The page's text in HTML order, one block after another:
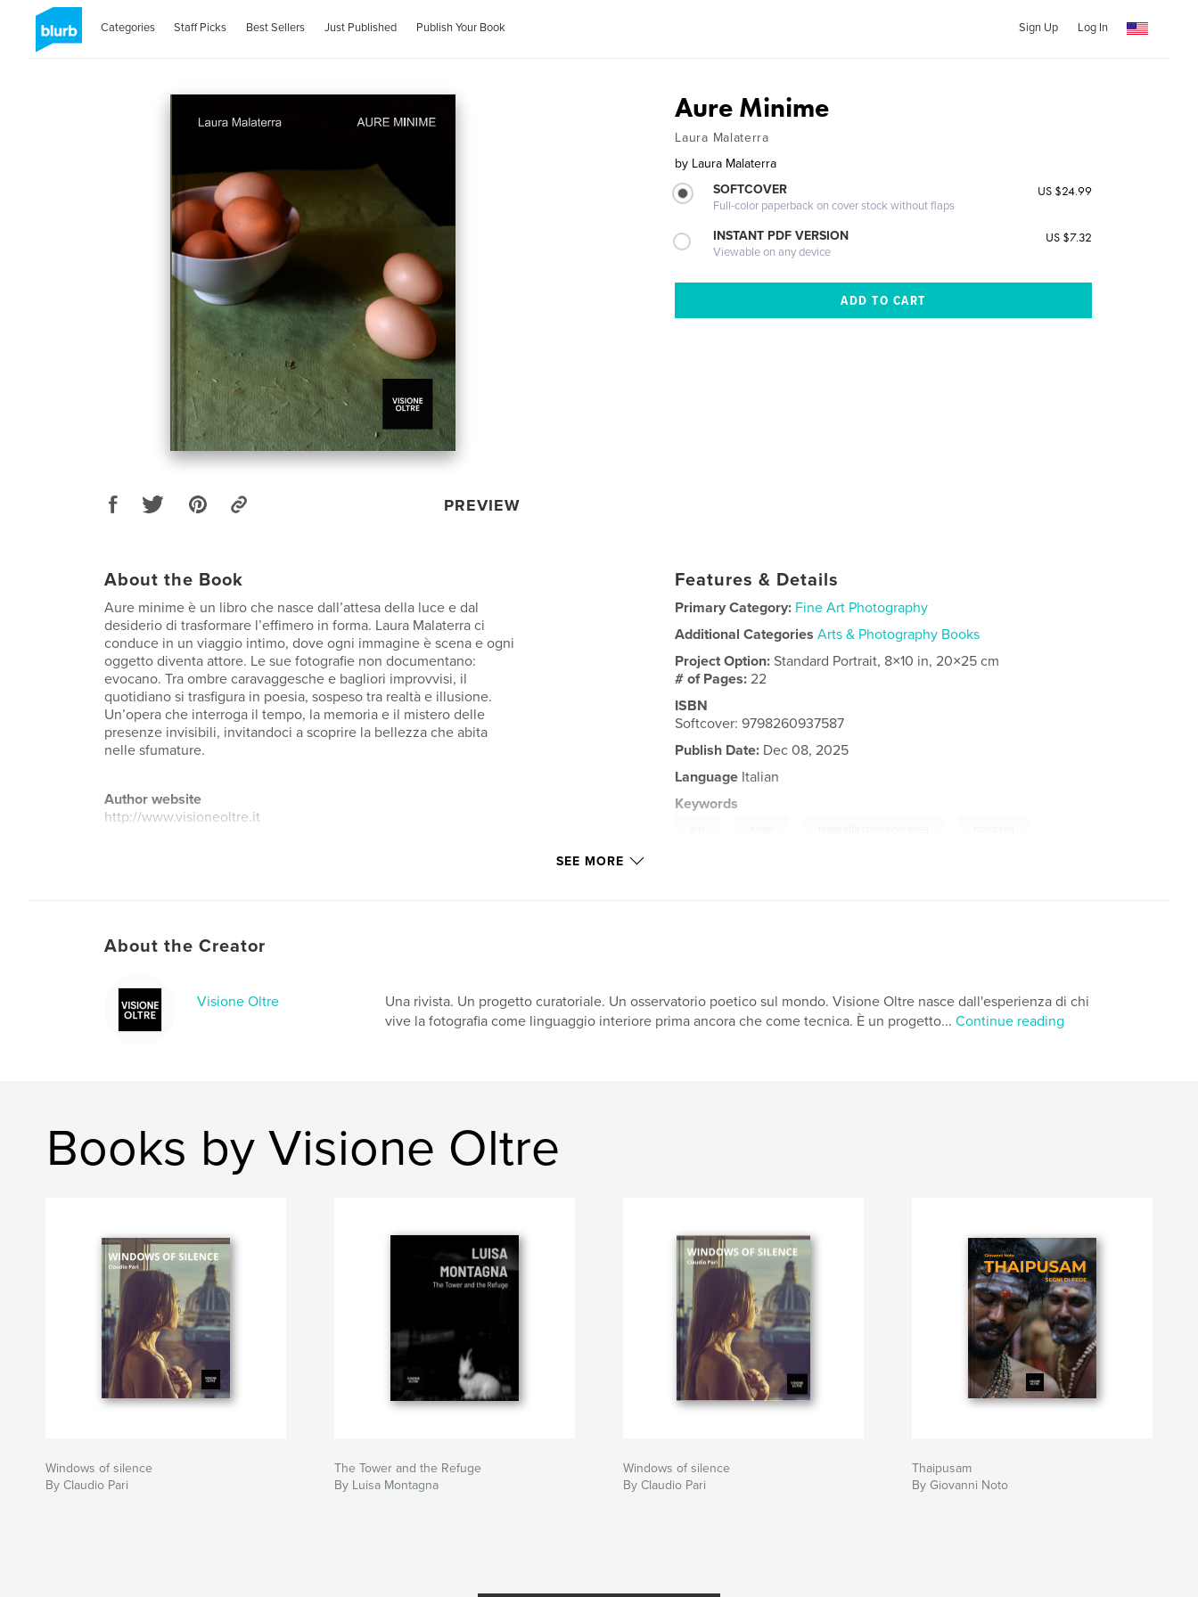
Categories Staff Picks Best Sellers Just Published Publish Your Book Sign Up Log In
PREVIEW
Aure Minime
Laura Malaterra
by Laura Malaterra
SOFTCOVER
Full-color paperback on cover stock without flaps
US $24.99
INSTANT PDF VERSION
Viewable on any device
US $7.32
About the Book
Aure minime è un libro che nasce dall’attesa della luce e dal
desiderio di trasformare l’effimero in forma. Laura Malaterra ci
conduce in un viaggio intimo, dove ogni immagine è scena e ogni
oggetto diventa attore. Le sue fotografie non documentano:
evocano. Tra ombre caravaggesche e bagliori improvvisi, il
quotidiano si trasfigura in poesia, sospeso tra realtà e illusione.
Un’opera che interroga il tempo, la memoria e il mistero delle
presenze invisibili, invitandoci a scoprire la bellezza che abita
nelle sfumature.
Author website
http://www.visioneoltre.it
Features & Details
Primary Category: Fine Art Photography
Additional Categories Arts & Photography Books
Project Option:Standard Portrait, 8×10 in, 20×25 cm
# of Pages:22
ISBN
Softcover: 9798260937587
Publish Date: Dec 08, 2025
Language Italian
Keywords
SEE MORE
About the Creator
Visione Oltre
Una rivista. Un progetto curatoriale. Un osservatorio poetico sul mondo. Visione Oltre nasce dall'esperienza di chi
vive la fotografia come linguaggio interiore prima ancora che come tecnica. È un progetto... Continue reading
Books by Visione Oltre
Windows of silence
By Claudio Pari
The Tower and the Refuge
By Luisa Montagna
Windows of silence
By Claudio Pari
Thaipusam
By Giovanni Noto